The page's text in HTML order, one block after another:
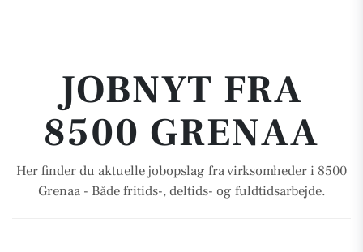
JOBNYT FRA
8500 GRENAA
Her finder du aktuelle jobopslag fra virksomheder i 8500
Grenaa - Både fritids-, deltids- og fuldtidsarbejde.